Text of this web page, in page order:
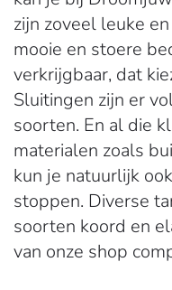
zijn zoveel leuke
mooie en stoere
verkrijgbaar, dat
Sluitingen zijn er
soorten. En al die
materialen zoals
kun je natuurlijk
stoppen. Diverse
soorten koord en
van onze shop